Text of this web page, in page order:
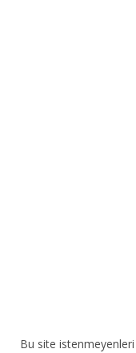
Bu site